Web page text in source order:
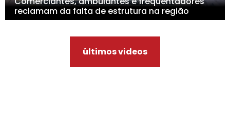
reclamam da falta de estrutura na região
últimos videos